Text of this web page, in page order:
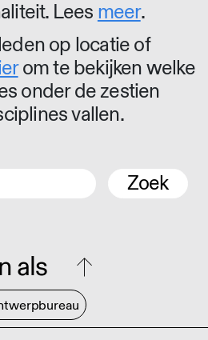
Lees meer.
op locatie of
om te bekijken welke
onder de zestien
vallen.
Zoek
als